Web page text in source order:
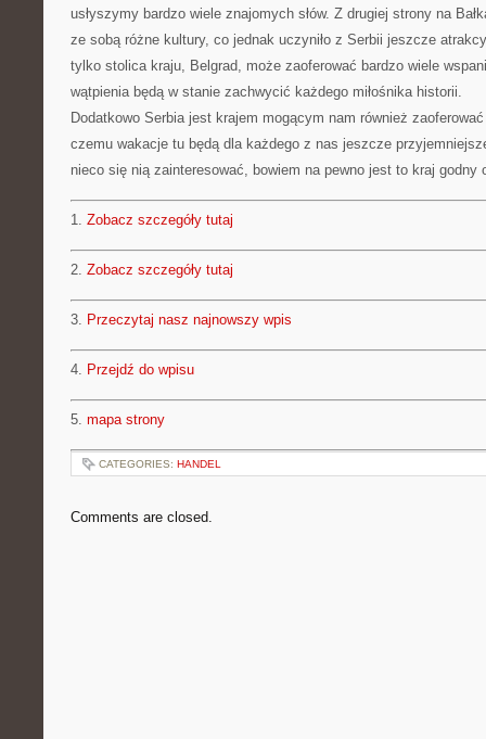
usłyszymy bardzo wiele znajomych słów. Z drugiej strony na
ze sobą różne kultury, co jednak uczyniło z Serbii jeszcze
tylko stolica kraju, Belgrad, może zaoferować bardzo wiele
wątpienia będą w stanie zachwycić każdego miłośnika historii.
Dodatkowo Serbia jest krajem mogącym nam również
czemu wakacje tu będą dla każdego z nas jeszcze
nieco się nią zainteresować, bowiem na pewno jest to kraj godny
1. Zobacz szczegóły tutaj
2. Zobacz szczegóły tutaj
3. Przeczytaj nasz najnowszy wpis
4. Przejdź do wpisu
5. mapa strony
CATEGORIES: HANDEL
Comments are closed.